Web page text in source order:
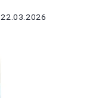
22.03.2026